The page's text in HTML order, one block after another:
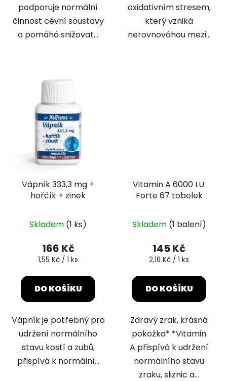
podporuje normální
činnost cévní soustavy
a pomáhá snižovat...
oxidativním stresem,
který vzniká
nerovnováhou mezi...
Vápník 333,3 mg +
hořčík + zinek
Skladem (1 ks)
166 Kč
Měrná
1,55 Kč / 1 ks
DO KOŠÍKU
Vápník je potřebný pro
udržení normálního
stavu kostí a zubů,
přispívá k normální...
Vitamin A 6000 I.U.
Forte 67 tobolek
Skladem (1 balení)
145 Kč
Měrná
2,16 Kč / 1 ks
DO KOŠÍKU
Zdravý zrak, krásná
pokožka* *Vitamin
A přispívá k udržení
normálního stavu
zraku, sliznic a...